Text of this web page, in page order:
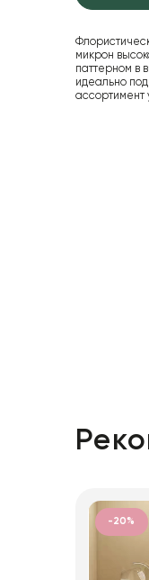
микрон
паттерном в
идеально
ассортимент
-20%